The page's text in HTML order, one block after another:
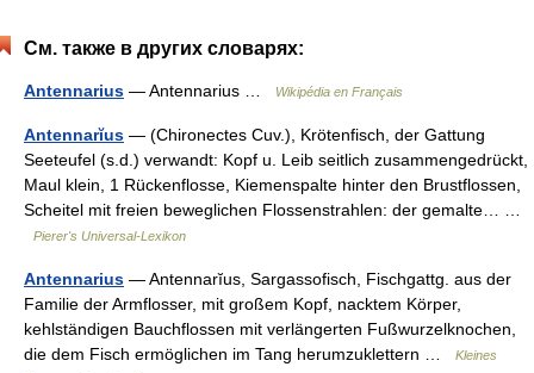
См. также в других словарях:
Antennarius — Antennarius … Wikipédia en Français
Antennarĭus — (Chironectes Cuv.), Krötenfisch, der Gattung
Seeteufel (s.d.) verwandt: Kopf u. Leib seitlich zusammengedrückt,
Maul klein, 1 Rückenflosse, Kiemenspalte hinter den Brustflossen,
Scheitel mit freien beweglichen Flossenstrahlen: der gemalte… …
Pierer's Universal-Lexikon
Antennarius — Antennarĭus, Sargassofisch, Fischgattg. aus der
Familie der Armflosser, mit großem Kopf, nacktem Körper,
kehlständigen Bauchflossen mit verlängerten Fußwurzelknochen,
die dem Fisch ermöglichen im Tang herumzuklettern …
Kleines